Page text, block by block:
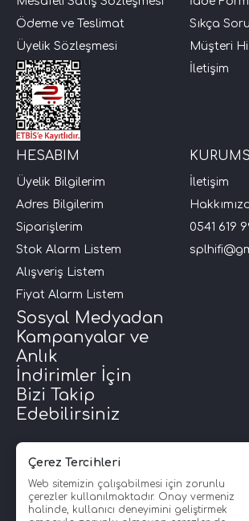
Ödeme ve Teslimat
Üyelik Sözleşmesi
Sıkça
Müşteri
İletişim
HESABIM
Üyelik Bilgilerim
Adres Bilgilerim
Siparişlerim
Stok Alarm Listem
Alışveriş Listem
Fiyat Alarm Listem
İletişim
0541 619
Sosyal Medyadan
Kampanyalar ve
Anlık
İndirimler İçin
Bizi Takip
Edebilirsiniz
Çerez Tercihleri
Web sitemizin çalışabilmesi için zorunlu
çerezler kullanılmaktadır. Onay vermeniz
halinde, kullanıcı deneyimini geliştirmek